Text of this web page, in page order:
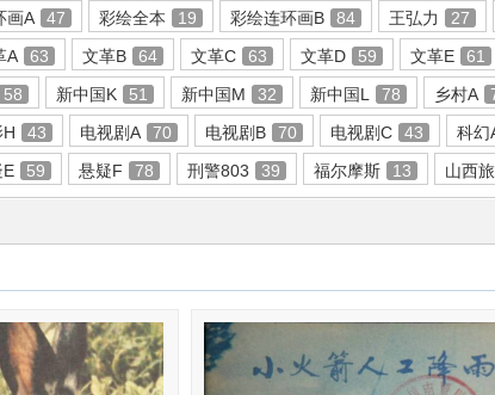
画A 47 彩绘全本 19 彩绘连环画B 84 王弘力 27
A 63 文革B 64 文革C 63 文革D 59 文革E 61
58 新中国K 51 新中国M 32 新中国L 78 乡村A
H 43 电视剧A 70 电视剧B 70 电视剧C 43 科幻
E 59 悬疑F 78 刑警803 39 福尔摩斯 13 山西